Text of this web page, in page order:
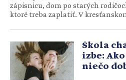
zápisnicu, dom po starých
ktoré treba zaplatiť. V
neprenáša krvou, ale
tridsiatnikov a štyridsiatnikov
života viery dvoch predošlých…
Škola
izbe:
niečo